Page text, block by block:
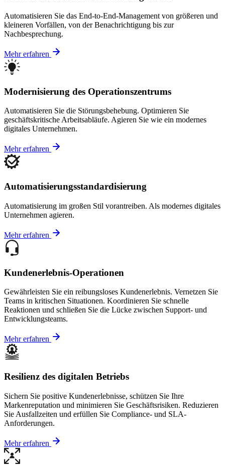
Automatisieren Sie das End-to-End-Management von größeren und
kleineren Vorfällen, von der Benachrichtigung bis zur
Nachbesprechung.
Mehr erfahren
Modernisierung des Operationszentrums
Automatisieren Sie die Störungsbehebung. Optimieren Sie
geschäftskritische Arbeitsabläufe. Agieren Sie wie ein modernes
digitales Unternehmen.
Mehr erfahren
Automatisierungsstandardisierung
Automatisierung im großen Stil vorantreiben. Als modernes digitales
Unternehmen agieren.
Mehr erfahren
Kundenerlebnis-Operationen
Gewährleisten Sie ein reibungsloses Kundenerlebnis. Vernetzen Sie
Teams in kritischen Situationen. Koordinieren Sie schnelle
Reaktionen und schließen Sie die Lücke zwischen Support- und
Entwicklungsteams.
Mehr erfahren
Resilienz des digitalen Betriebs
Sichern Sie positive Kundenerlebnisse, schützen Sie Ihre
Markenreputation und minimieren Sie Geschäftsrisiken. Reduzieren
Sie Ausfallzeiten und erfüllen Sie Compliance- und SLA-
Anforderungen.
Mehr erfahren